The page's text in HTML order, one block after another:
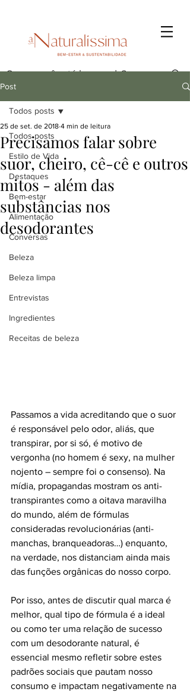
Post
Todos posts
Estilo de Vida
Destaques
Bem-estar
Alimentação
Conversas
Beleza
Beleza limpa
Entrevistas
Ingredientes
Receitas de beleza
Todos posts
Precisamos falar sobre
suor, cheiro, cê-cê e outros
mitos - além das
substâncias nos
desodorantes
25 de set. de 2018 4 min de leitura
Passamos a vida acreditando que o suor
é responsável pelo odor, aliás, que
transpirar, por si só, é motivo de
vergonha (no homem é sexy, na mulher
nojento – sempre foi o consenso). Na
mídia, propagandas mostram os anti-
transpirantes como a oitava maravilha
do mundo, além de fórmulas
consideradas revolucionárias (anti-
manchas, branqueadoras…) enquanto,
na verdade, nos distanciam ainda mais
das funções orgânicas do nosso corpo.
Por isso, antes de discutir qual marca é
melhor, qual tipo de fórmula é a ideal
ou como ter uma relação de sucesso
com um desodorante natural, é
essencial mesmo refletir sobre estes
padrões sociais que pautam nosso
consumo e impactam negativamente na